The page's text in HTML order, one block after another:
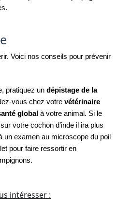
Voici nos conseils pour prévenir
pratiquez un dépistage de la
vous chez votre vétérinaire
global à votre animal. Si le
votre cochon d’inde il ira plus
un examen au microscope du poil
pour faire ressortir en
intéresser :